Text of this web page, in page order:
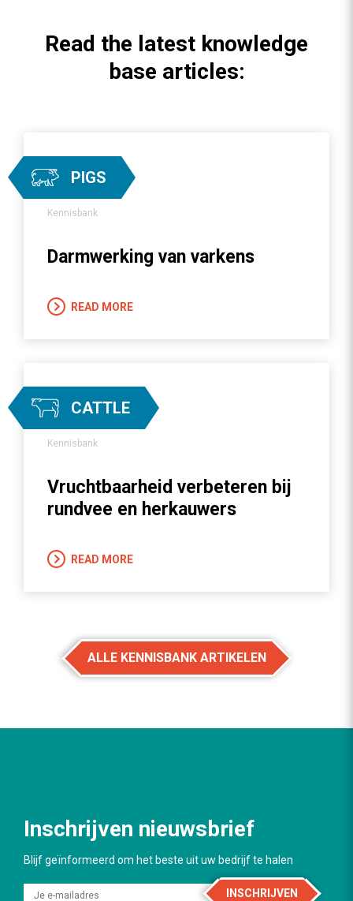
Read the latest knowledge
base articles:
PIGS
Kennisbank
Darmwerking van varkens
READ MORE
CATTLE
Kennisbank
Vruchtbaarheid verbeteren bij
rundvee en herkauwers
READ MORE
ALLE KENNISBANK ARTIKELEN
Inschrijven nieuwsbrief
Blijf geïnformeerd om het beste uit uw bedrijf te halen
INSCHRIJVEN